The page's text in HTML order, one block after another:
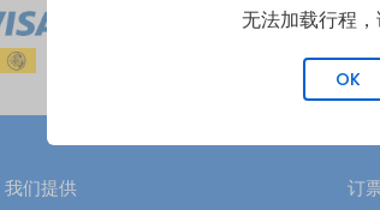
我们提供 订
无法加载行程，
OK